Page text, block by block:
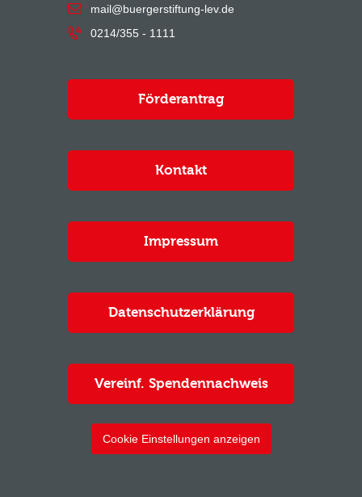
mail@buergerstiftung-lev.de
0214/355 - 1111
Förderantrag
Kontakt
Impressum
Datenschutzerklärung
Vereinf. Spendennachweis
Cookie Einstellungen anzeigen